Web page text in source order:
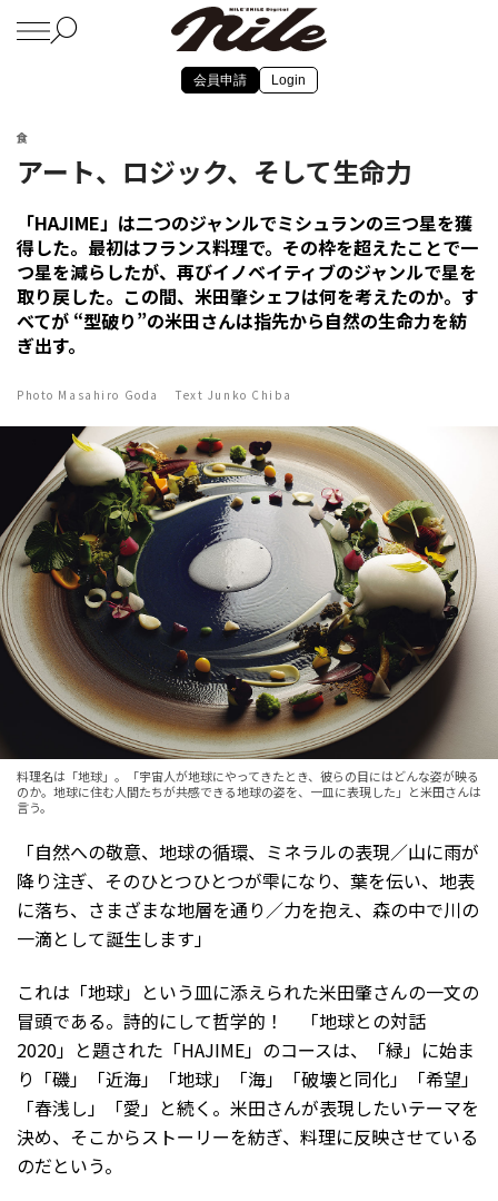
会員申請 Login
食
アート、ロジック、そして生命力
「HAJIME」は二つのジャンルでミシュランの三つ星を獲
得した。最初はフランス料理で。その枠を超えたことで一
つ星を減らしたが、再びイノベイティブのジャンルで星を
取り戻した。この間、米田肇シェフは何を考えたのか。す
べてが “型破り”の米田さんは指先から自然の生命力を紡
ぎ出す。
Photo Masahiro Goda Text Junko Chiba
料理名は「地球」。「宇宙人が地球にやってきたとき、彼らの目にはどんな姿が映る
のか。地球に住む人間たちが共感できる地球の姿を、一皿に表現した」と米田さんは
言う。
「自然への敬意、地球の循環、ミネラルの表現／山に雨が
降り注ぎ、そのひとつひとつが雫になり、葉を伝い、地表
に落ち、さまざまな地層を通り／力を抱え、森の中で川の
一滴として誕生します」
これは「地球」という皿に添えられた米田肇さんの一文の
冒頭である。詩的にして哲学的！ 「地球との対話
2020」と題された「HAJIME」のコースは、「緑」に始ま
り「磯」「近海」「地球」「海」「破壊と同化」「希望」
「春浅し」「愛」と続く。米田さんが表現したいテーマを
決め、そこからストーリーを紡ぎ、料理に反映させている
のだという。